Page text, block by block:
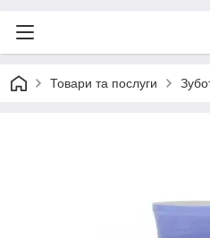
Товари та послуги